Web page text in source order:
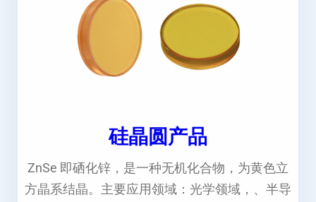
硅晶圆产品
ZnSe 即硒化锌，是一种无机化合物，为黄色立
方晶系结晶。主要应用领域：光学领域，、半导